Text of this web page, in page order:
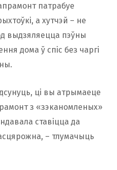
патрабуе
а хутчэй – не
выдзяляецца пэўны
дома ў спіс без чаргі
ці вы атрымаеце
з «зэканомленых»
ставіцца да
– тлумачыць